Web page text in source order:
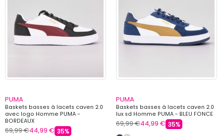
PUMA
Baskets basses à lacets caven 2.0
avec logo Homme PUMA -
BORDEAUX
69,99 €44,99 € 35%
PUMA
Baskets basses à lacets caven 2.0
lux sd Homme PUMA - BLEU FONCE
69,99 €44,99 € 35%